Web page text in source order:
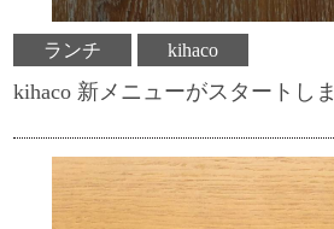
ランチ kihaco
kihaco 新メニューがスタートし